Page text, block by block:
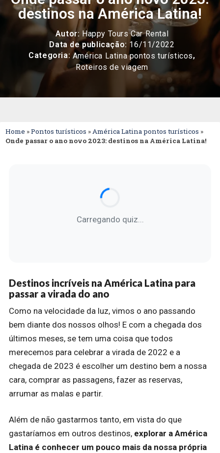
destinos na América Latina!
Autor: Happy Tours Car Rental
Data de publicação: 16/11/2022
Categoria: América Latina pontos turísticos,
Roteiros de viagem
Home »Pontos turísticos » América Latina pontos turísticos »
Onde passar o ano novo 2023: destinos na América Latina!
Carregando quiz...
Destinos incríveis na América Latina para
passar a virada do ano
Como na velocidade da luz, vimos o ano passando
bem diante dos nossos olhos! E com a chegada dos
últimos meses, se tem uma coisa que todos
merecemos para celebrar a virada de 2022 e a
chegada de 2023 é escolher um destino bem a nossa
cara, comprar as passagens, fazer as reservas,
arrumar as malas e partir.
Além de não gastarmos tanto, em vista do que
gastaríamos em outros destinos, explorar a América
Latina é conhecer um pouco mais da nossa própria